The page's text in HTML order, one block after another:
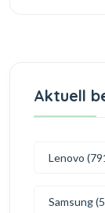
Aktuell
Lenovo
Samsung